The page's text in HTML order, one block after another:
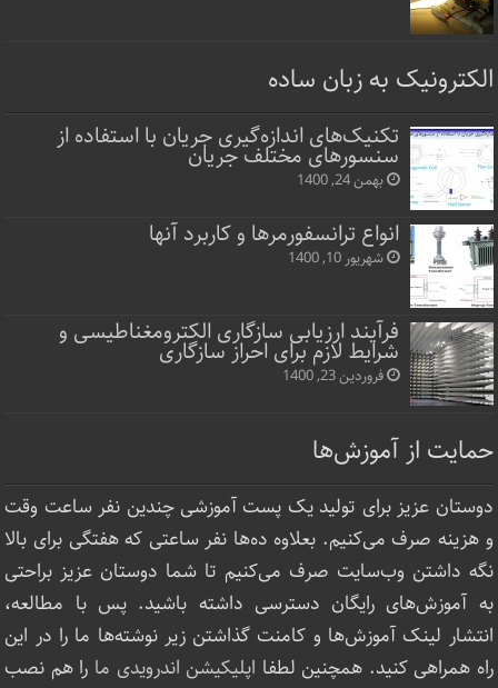
الکترونیک به زبان ساده
تکنیک‌های اندازه‌گیری جریان با استفاده از
سنسورهای مختلف جریان
بهمن 24, 1400
انواع ترانسفورمرها و کاربرد آنها
شهریور 10, 1400
فرآیند ارزیابی سازگاری الکترومغناطیسی و
شرایط لازم برای احراز سازگاری
فروردین 23, 1400
حمایت از آموزش‌ها
دوستان عزیز برای تولید یک پست آموزشی چندین نفر ساعت‌ وقت
و هزینه صرف می‌کنیم. بعلاوه ده‌ها نفر ساعتی که هفتگی برای بالا
نگه داشتن وب‌سایت صرف ‌می‌کنیم تا شما دوستان عزیز براحتی
به آموزش‌های رایگان دسترسی داشته باشید. پس با مطالعه،
انتشار لینک‌ آموزش‌ها و کامنت گذاشتن زیر نوشته‌‌ها ما را در این
راه همراهی کنید. همچنین لطفا اپلیکیشن اندرویدی ما را هم نصب